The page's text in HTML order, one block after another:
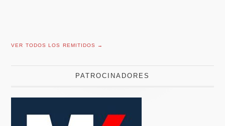
VER TODOS LOS REMITIDOS →
PATROCINADORES